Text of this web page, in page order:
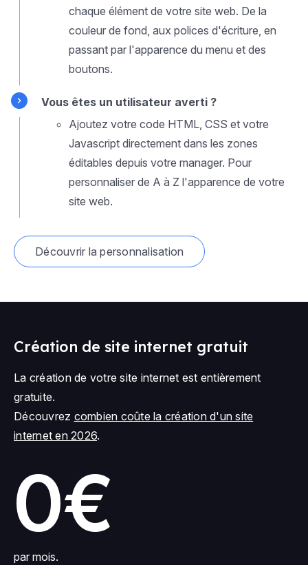
chaque élément de votre site web. De la
couleur de fond, aux polices d'écriture, en
passant par l'apparence du menu et des
boutons.
Vous êtes un utilisateur averti ?
Ajoutez votre code HTML, CSS et votre
Javascript directement dans les zones
éditables depuis votre manager. Pour
personnaliser de A à Z l'apparence de votre
site web.
Découvrir la personnalisation
Création de site internet gratuit
La création de votre site internet est entièrement
gratuite.
Découvrez combien coûte la création d'un site
internet en 2026.
0€
par mois.